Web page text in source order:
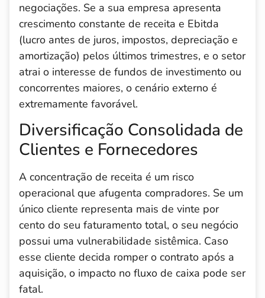
negociações. Se a sua empresa apresenta
crescimento constante de receita e Ebitda
(lucro antes de juros, impostos, depreciação e
amortização) pelos últimos trimestres, e o setor
atrai o interesse de fundos de investimento ou
concorrentes maiores, o cenário externo é
extremamente favorável.
Diversificação Consolidada de
Clientes e Fornecedores
A concentração de receita é um risco
operacional que afugenta compradores. Se um
único cliente representa mais de vinte por
cento do seu faturamento total, o seu negócio
possui uma vulnerabilidade sistêmica. Caso
esse cliente decida romper o contrato após a
aquisição, o impacto no fluxo de caixa pode ser
fatal.